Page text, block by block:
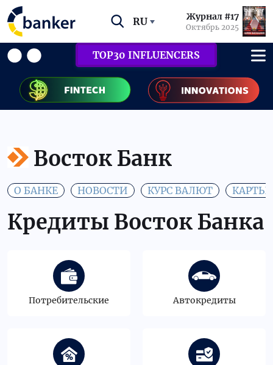
RU Журнал #17
Октябрь 2025
TOP30 INFLUENCERS
Восток Банк
О БАНКЕ НОВОСТИ КУРС ВАЛЮТ КАРТЫ
Кредиты Восток Банка
Потребительские Автокредиты